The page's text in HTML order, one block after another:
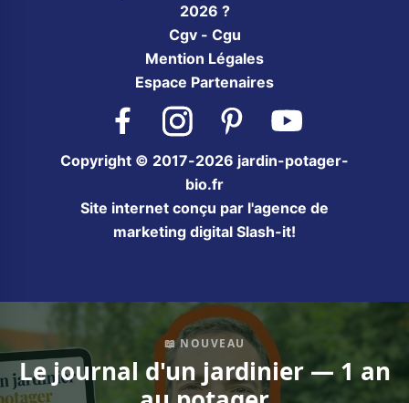
2026 ?
Cgv - Cgu
Mention Légales
Espace Partenaires
Facebook InstagramPinterest
Copyright © 2017-2026 jardin-potager-
bio.fr
Site internet conçu par l'agence de
marketing digital Slash-it!
📖 NOUVEAU
Le journal d'un jardinier — 1 an